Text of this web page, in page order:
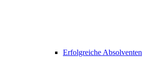
Erfolgreiche Absolventen